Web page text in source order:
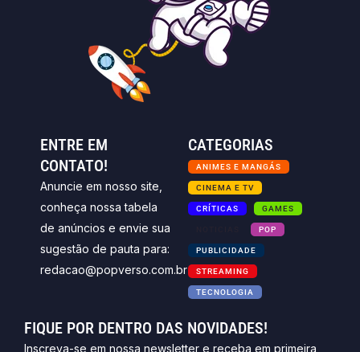
ENTRE EM
CONTATO!
Anuncie em nosso site,
conheça nossa tabela
de anúncios e envie sua
sugestão de pauta para:
redacao@popverso.com.br
CATEGORIAS
ANIMES E MANGÁS
CINEMA E TV
CRÍTICAS GAMES
POP
PUBLICIDADE
STREAMING
TECNOLOGIA
FIQUE POR DENTRO DAS NOVIDADES!
Inscreva-se em nossa newsletter e receba em primeira